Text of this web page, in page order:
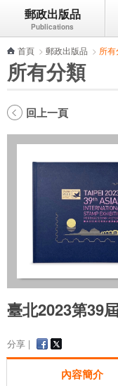
跳到主要內容區塊
郵政出版品
首頁 > 郵政出版品 > 所
所有分類
回上一頁
臺北2023第39
分享 |
內容簡介